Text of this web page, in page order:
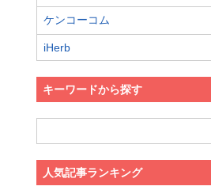
ケンコーコム
iHerb
キーワードから探す
人気記事ランキング